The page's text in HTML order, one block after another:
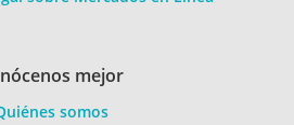
mejor
somos